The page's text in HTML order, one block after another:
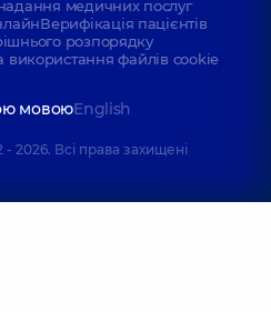
медичних послуг
Верифікація пацієнтів
розпорядку
використання файлів cookie
мовоюEnglish
2026. Всі права захищені